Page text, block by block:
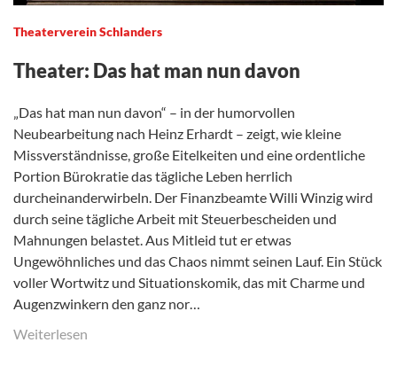
Theaterverein Schlanders
Theater: Das hat man nun davon
„Das hat man nun davon“ – in der humorvollen
Neubearbeitung nach Heinz Erhardt – zeigt, wie kleine
Missverständnisse, große Eitelkeiten und eine ordentliche
Portion Bürokratie das tägliche Leben herrlich
durcheinanderwirbeln. Der Finanzbeamte Willi Winzig wird
durch seine tägliche Arbeit mit Steuerbescheiden und
Mahnungen belastet. Aus Mitleid tut er etwas
Ungewöhnliches und das Chaos nimmt seinen Lauf. Ein Stück
voller Wortwitz und Situationskomik, das mit Charme und
Augenzwinkern den ganz nor…
Weiterlesen